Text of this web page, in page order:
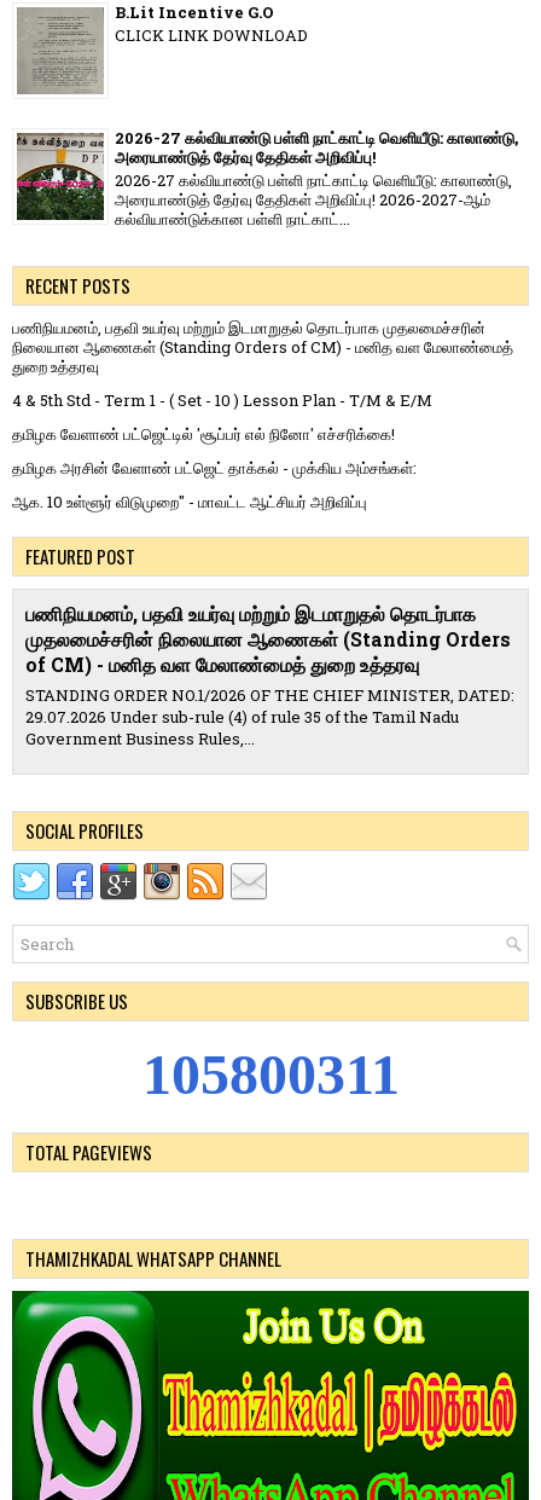
B.Lit Incentive G.O
CLICK LINK DOWNLOAD
2026-27 கல்வியாண்டு பள்ளி நாட்காட்டி வெளியீடு: காலாண்டு,
அரையாண்டுத் தேர்வு தேதிகள் அறிவிப்பு!
2026-27 கல்வியாண்டு பள்ளி நாட்காட்டி வெளியீடு: காலாண்டு,
அரையாண்டுத் தேர்வு தேதிகள் அறிவிப்பு! 2026-2027-ஆம்
கல்வியாண்டுக்கான பள்ளி நாட்காட்...
RECENT POSTS
பணிநியமனம், பதவி உயர்வு மற்றும் இடமாறுதல் தொடர்பாக முதலமைச்சரின்
நிலையான ஆணைகள் (Standing Orders of CM) - மனித வள மேலாண்மைத்
துறை உத்தரவு
4 & 5th Std - Term 1 - ( Set - 10 ) Lesson Plan - T/M & E/M
தமிழக வேளாண் பட்ஜெட்டில் 'சூப்பர் எல் நினோ' எச்சரிக்கை!
தமிழக அரசின் வேளாண் பட்ஜெட் தாக்கல் - முக்கிய அம்சங்கள்:
ஆக. 10 உள்ளூர் விடுமுறை" - மாவட்ட ஆட்சியர் அறிவிப்பு
FEATURED POST
பணிநியமனம், பதவி உயர்வு மற்றும் இடமாறுதல் தொடர்பாக
முதலமைச்சரின் நிலையான ஆணைகள் (Standing Orders
of CM) - மனித வள மேலாண்மைத் துறை உத்தரவு
STANDING ORDER NO.1/2026 OF THE CHIEF MINISTER, DATED:
29.07.2026 Under sub-rule (4) of rule 35 of the Tamil Nadu
Government Business Rules,...
SOCIAL PROFILES
SUBSCRIBE US
105800311
TOTAL PAGEVIEWS
THAMIZHKADAL WHATSAPP CHANNEL